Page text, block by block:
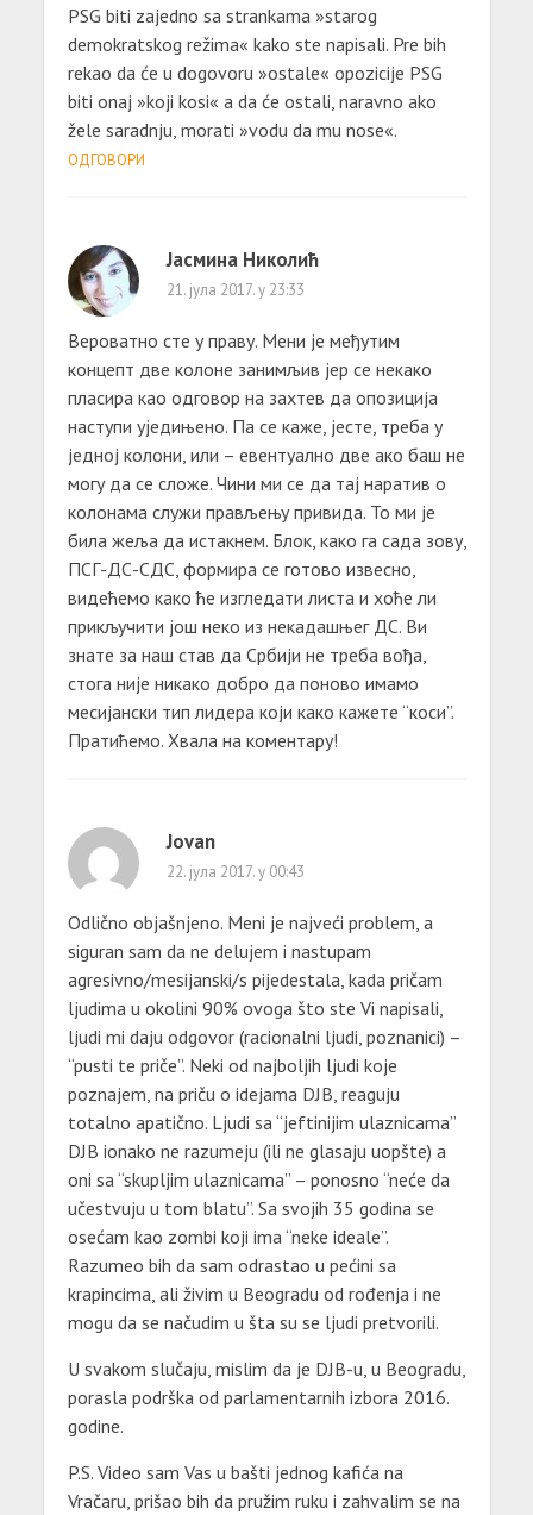
PSG biti zajedno sa strankama »starog
demokratskog režima« kako ste napisali. Pre bih
rekao da će u dogovoru »ostale« opozicije PSG
biti onaj »koji kosi« a da će ostali, naravno ako
žele saradnju, morati »vodu da mu nose«.
ОДГОВОРИ
Јасмина Николић
21. јула 2017. у 23:33
Вероватно сте у праву. Мени је међутим
концепт две колоне занимљив јер се некако
пласира као одговор на захтев да опозиција
наступи уједињено. Па се каже, јесте, треба у
једној колони, или – евентуално две ако баш не
могу да се сложе. Чини ми се да тај наратив о
колонама служи прављењу привида. То ми је
била жеља да истакнем. Блок, како га сада зову,
ПСГ-ДС-СДС, формира се готово извесно,
видећемо како ће изгледати листа и хоће ли
прикључити још неко из некадашњег ДС. Ви
знате за наш став да Србији не треба вођа,
стога није никако добро да поново имамо
месијански тип лидера који како кажете “коси”.
Пратићемо. Хвала на коментару!
Jovan
22. јула 2017. у 00:43
Odlično objašnjeno. Meni je najveći problem, a
siguran sam da ne delujem i nastupam
agresivno/mesijanski/s pijedestala, kada pričam
ljudima u okolini 90% ovoga što ste Vi napisali,
ljudi mi daju odgovor (racionalni ljudi, poznanici) –
“pusti te priče”. Neki od najboljih ljudi koje
poznajem, na priču o idejama DJB, reaguju
totalno apatično. Ljudi sa “jeftinijim ulaznicama”
DJB ionako ne razumeju (ili ne glasaju uopšte) a
oni sa “skupljim ulaznicama” – ponosno “neće da
učestvuju u tom blatu”. Sa svojih 35 godina se
osećam kao zombi koji ima “neke ideale”.
Razumeo bih da sam odrastao u pećini sa
krapincima, ali živim u Beogradu od rođenja i ne
mogu da se načudim u šta su se ljudi pretvorili.
U svakom slučaju, mislim da je DJB-u, u Beogradu,
porasla podrška od parlamentarnih izbora 2016.
godine.
P.S. Video sam Vas u bašti jednog kafića na
Vračaru, prišao bih da pružim ruku i zahvalim se na